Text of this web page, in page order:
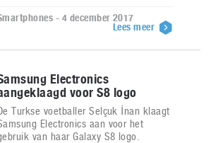
- 4 december 2017
Lees meer
Electronics
voor S8 logo
Turkse voetballer Selçuk İnan klaagt
Electronics aan voor het
van haar Galaxy S8 logo.